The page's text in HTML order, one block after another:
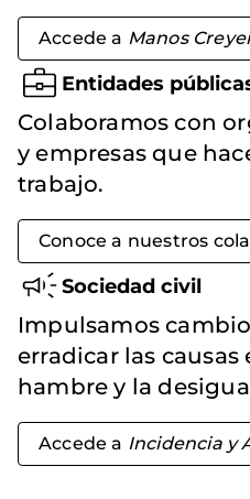
Accede a Manos
Entidades
Colaboramos con
y empresas que
trabajo.
Conoce a nuestros
Sociedad civil
Impulsamos
erradicar las
hambre y la
Accede a Incidencia y